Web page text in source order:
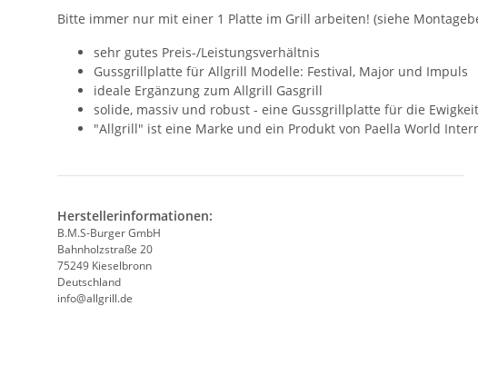
Bitte immer nur mit einer 1 Platte im Grill arbeiten! (siehe
sehr gutes Preis-/Leistungsverhältnis
Gussgrillplatte für Allgrill Modelle: Festival, Major und Impuls
ideale Ergänzung zum Allgrill Gasgrill
solide, massiv und robust - eine Gussgrillplatte für die Ewigkeit
"Allgrill" ist eine Marke und ein Produkt von Paella World
Herstellerinformationen:
B.M.S-Burger GmbH
Bahnholzstraße 20
75249 Kieselbronn
Deutschland
info@allgrill.de